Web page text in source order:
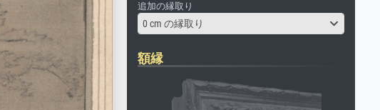
追加の縁取り
0 cm の縁取り
額縁